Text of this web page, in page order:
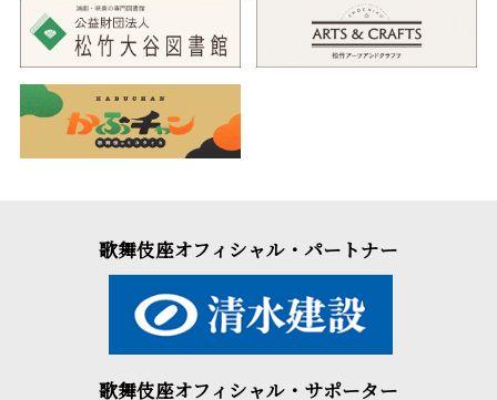
歌舞伎座オフィシャル・パートナー
歌舞伎座オフィシャル・サポーター